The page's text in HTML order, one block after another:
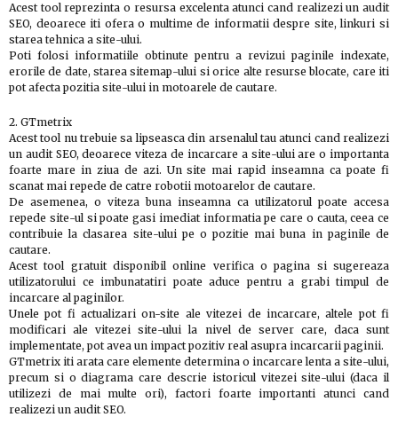
Acest tool reprezinta o resursa excelenta atunci cand realizezi un audit
SEO, deoarece iti ofera o multime de informatii despre site, linkuri si
starea tehnica a site-ului.
Poti folosi informatiile obtinute pentru a revizui paginile indexate,
erorile de date, starea sitemap-ului si orice alte resurse blocate, care iti
pot afecta pozitia site-ului in motoarele de cautare.
2. GTmetrix
Acest tool nu trebuie sa lipseasca din arsenalul tau atunci cand realizezi
un audit SEO, deoarece viteza de incarcare a site-ului are o importanta
foarte mare in ziua de azi. Un site mai rapid inseamna ca poate fi
scanat mai repede de catre robotii motoarelor de cautare.
De asemenea, o viteza buna inseamna ca utilizatorul poate accesa
repede site-ul si poate gasi imediat informatia pe care o cauta, ceea ce
contribuie la clasarea site-ului pe o pozitie mai buna in paginile de
cautare.
Acest tool gratuit disponibil online verifica o pagina si sugereaza
utilizatorului ce imbunatatiri poate aduce pentru a grabi timpul de
incarcare al paginilor.
Unele pot fi actualizari on-site ale vitezei de incarcare, altele pot fi
modificari ale vitezei site-ului la nivel de server care, daca sunt
implementate, pot avea un impact pozitiv real asupra incarcarii paginii.
GTmetrix iti arata care elemente determina o incarcare lenta a site-ului,
precum si o diagrama care descrie istoricul vitezei site-ului (daca il
utilizezi de mai multe ori), factori foarte importanti atunci cand
realizezi un audit SEO.